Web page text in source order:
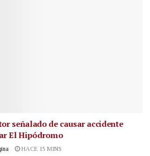
señalado de causar accidente
El Hipódromo
HACE 15 MINS